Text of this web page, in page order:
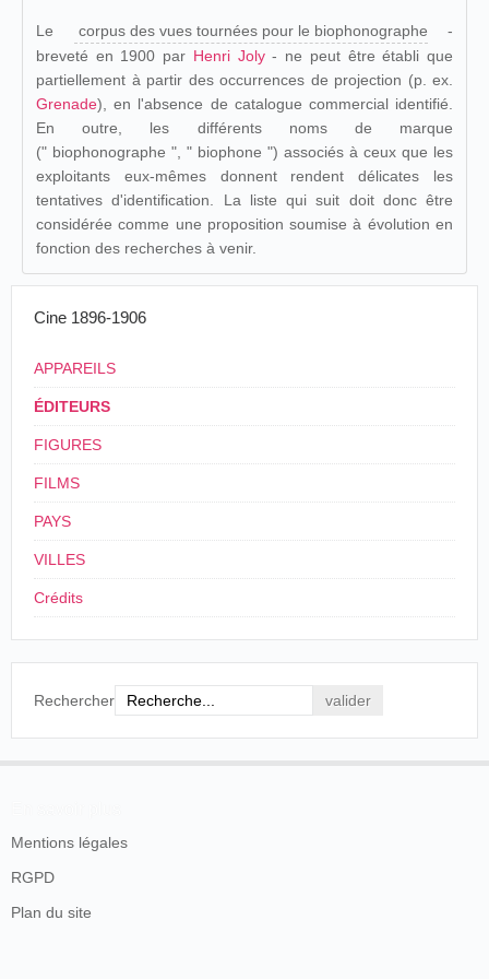
Le corpus des vues tournées pour le biophonographe -
breveté en 1900 par Henri Joly- ne peut être établi que
partiellement à partir des occurrences de projection (p. ex.
Grenade), en l'absence de catalogue commercial identifié.
En outre, les différents noms de marque
(" biophonographe ", " biophone ") associés à ceux que les
exploitants eux-mêmes donnent rendent délicates les
tentatives d'identification. La liste qui suit doit donc être
considérée comme une proposition soumise à évolution en
fonction des recherches à venir.
Cine 1896-1906
APPAREILS
ÉDITEURS
FIGURES
FILMS
PAYS
VILLES
Crédits
Rechercher
Mentions légales
RGPD
Plan du site